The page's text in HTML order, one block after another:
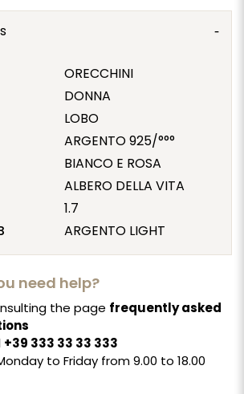
ORECCHINI
DONNA
LOBO
ARGENTO 925/°°°
BIANCO E ROSA
ALBERO DELLA VITA
1.7
ARGENTO LIGHT
need help?
the page frequently asked
+39 333 33 33 333
to Friday from 9.00 to 18.00